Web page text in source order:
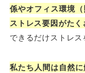
係やオフィス環境
ストレス要因がた
できるだけストレス
私たち人間は自然